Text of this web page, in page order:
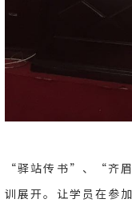
“驿站传书”、“齐
训展开。让学员在参